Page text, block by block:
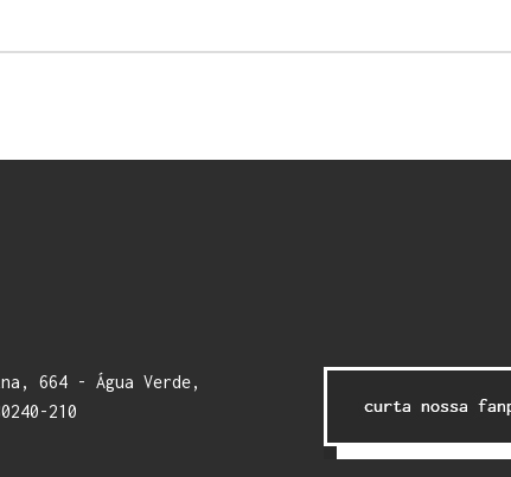
664 - Água Verde,
210